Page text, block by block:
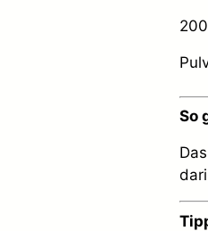
So